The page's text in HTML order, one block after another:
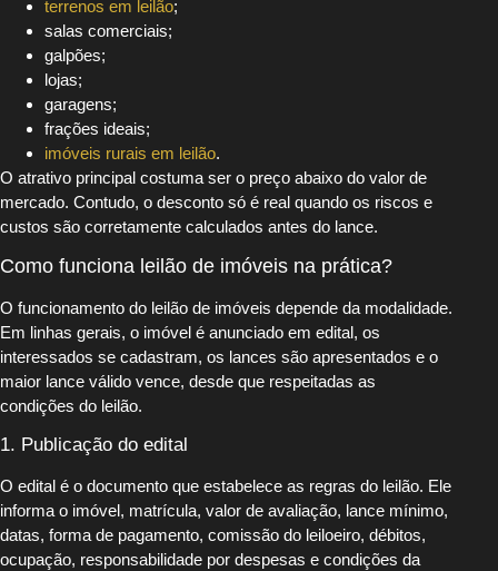
terrenos em leilão;
salas comerciais;
galpões;
lojas;
garagens;
frações ideais;
imóveis rurais em leilão.
O atrativo principal costuma ser o preço abaixo do valor de
mercado. Contudo, o desconto só é real quando os riscos e
custos são corretamente calculados antes do lance.
Como funciona leilão de imóveis na prática?
O funcionamento do leilão de imóveis depende da modalidade.
Em linhas gerais, o imóvel é anunciado em edital, os
interessados se cadastram, os lances são apresentados e o
maior lance válido vence, desde que respeitadas as
condições do leilão.
1. Publicação do edital
O edital é o documento que estabelece as regras do leilão. Ele
informa o imóvel, matrícula, valor de avaliação, lance mínimo,
datas, forma de pagamento, comissão do leiloeiro, débitos,
ocupação, responsabilidade por despesas e condições da